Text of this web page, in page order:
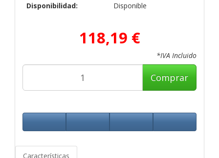
Disponibilidad:
Disponible
118,19 €
*IVA Incluido
Comprar
Características